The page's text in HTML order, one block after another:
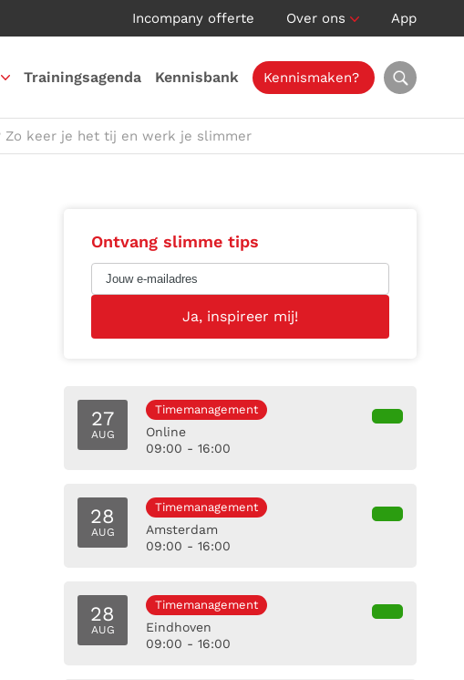
Incompany offerte Over ons App
Trainingsagenda Kennisbank Kennismaken?
Zo keer je het tij en werk je slimmer
Ontvang slimme tips
27
AUG
Timemanagement
Online
09:00 - 16:00
28
AUG
Timemanagement
Amsterdam
09:00 - 16:00
28
AUG
Timemanagement
Eindhoven
09:00 - 16:00